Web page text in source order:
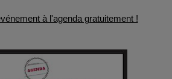
de sa Santé quand on Roule toute la